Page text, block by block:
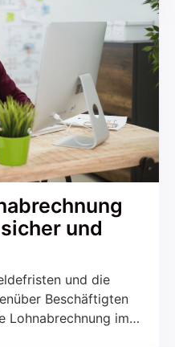
gewinnt,
und
und die
Beschäftigten
Lohnabrechnung im
Schon kleine